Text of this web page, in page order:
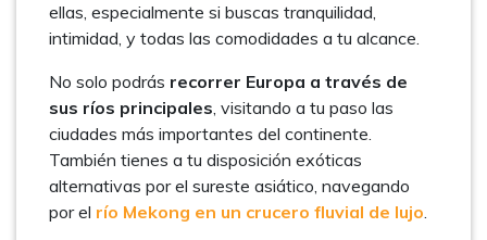
ellas, especialmente si buscas tranquilidad,
intimidad, y todas las comodidades a tu alcance.
No solo podrás recorrer Europa a través de
sus ríos principales, visitando a tu paso las
ciudades más importantes del continente.
También tienes a tu disposición exóticas
alternativas por el sureste asiático, navegando
por el río Mekong en un crucero fluvial de lujo.